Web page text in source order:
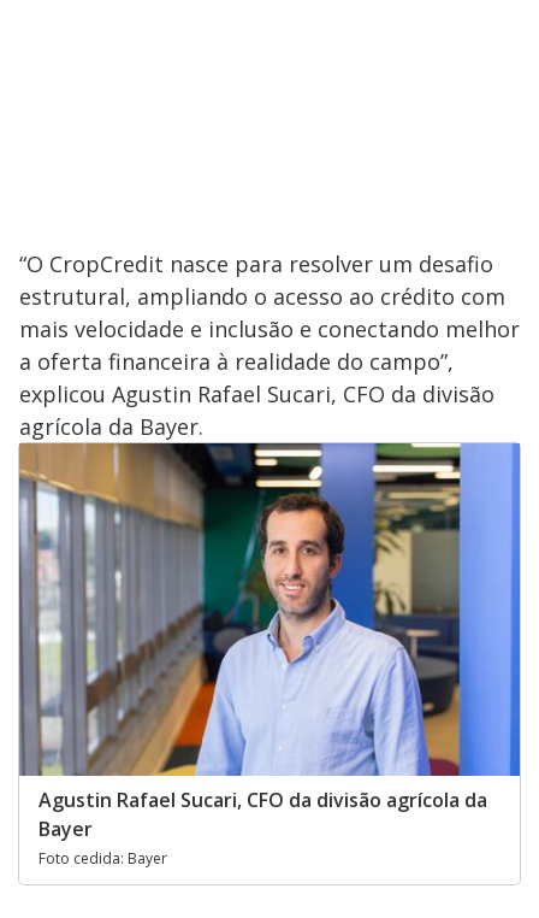
“O CropCredit nasce para resolver um desafio
estrutural, ampliando o acesso ao crédito com
mais velocidade e inclusão e conectando melhor
a oferta financeira à realidade do campo”,
explicou Agustin Rafael Sucari, CFO da divisão
agrícola da Bayer.
Agustin Rafael Sucari, CFO da divisão agrícola da
Bayer
Foto cedida: Bayer